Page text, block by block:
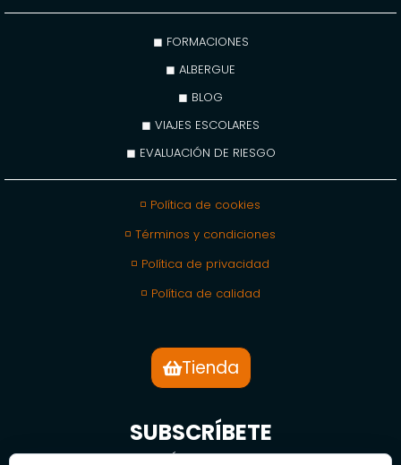
◼ FORMACIONES
◼ ALBERGUE
◼ BLOG
◼ VIAJES ESCOLARES
◼ EVALUACIÓN DE RIESGO
◽ Política de cookies
◽ Términos y condiciones
◽ Política de privacidad
◽ Política de calidad
Tienda
SUBSCRÍBETE
BOLETÍN DE NOTICIAS